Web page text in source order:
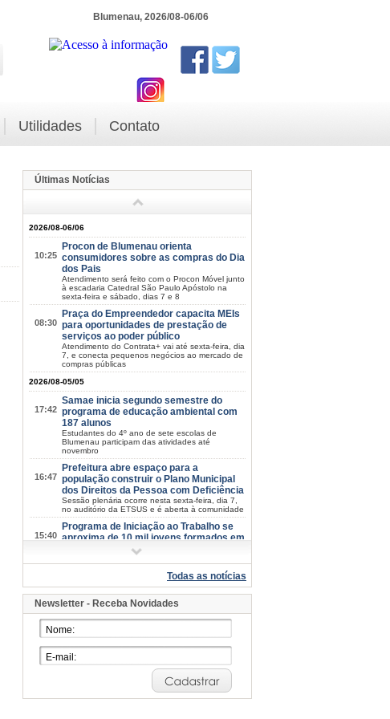
Blumenau, 2026/08-06/06
Utilidades Contato
Últimas Notícias
2026/08-06/06
10:25
Procon de Blumenau orienta
consumidores sobre as compras do Dia
dos Pais
Atendimento será feito com o Procon Móvel junto
à escadaria Catedral São Paulo Apóstolo na
sexta-feira e sábado, dias 7 e 8
08:30
Praça do Empreendedor capacita MEIs
para oportunidades de prestação de
serviços ao poder público
Atendimento do Contrata+ vai até sexta-feira, dia
7, e conecta pequenos negócios ao mercado de
compras públicas
2026/08-05/05
17:42
Samae inicia segundo semestre do
programa de educação ambiental com
187 alunos
Estudantes do 4º ano de sete escolas de
Blumenau participam das atividades até
novembro
16:47
Prefeitura abre espaço para a
população construir o Plano Municipal
dos Direitos da Pessoa com Deficiência
Sessão plenária ocorre nesta sexta-feira, dia 7,
no auditório da ETSUS e é aberta à comunidade
15:40
Programa de Iniciação ao Trabalho se
aproxima de 10 mil jovens formados em
15:25
Museu de Arte de Blumenau recebe
grupo de mães e crianças em visita
mediada
Terceira Temporada de Exposições segue aberta
ao público até 23 de agosto, com entrada
Saúde de Blumenau avança com
investimentos em infraestrutura,
ampliação de atendimentos e
modernização dos serviços
Todas as notícias
Newsletter - Receba Novidades